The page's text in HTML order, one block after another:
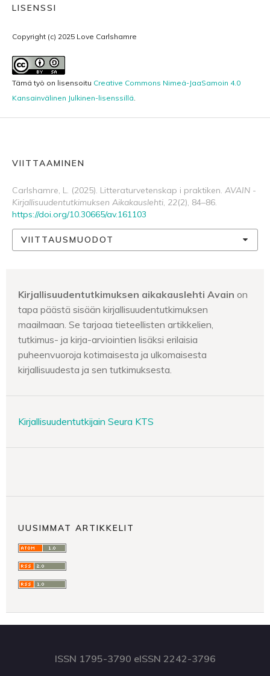
LISENSSI
Copyright (c) 2025 Love Carlshamre
Tämä työ on lisensoitu Creative Commons Nimeä-JaaSamoin 4.0
Kansainvälinen Julkinen-lisenssillä
VIITTAAMINEN
Carlshamre, L. (2025). Litteraturvetenskap i praktiken. AVAIN -
Kirjallisuudentutkimuksen Aikakauslehti, 22(2), 84–86.
https://doi.org/10.30665/av.161103
VIITTAUSMUODOT
Kirjallisuudentutkimuksen aikakauslehti Avain on
tapa päästä sisään kirjallisuudentutkimuksen
maailmaan. Se tarjoaa tieteellisten artikkelien,
tutkimus- ja kirja-arviointien lisäksi erilaisia
puheenvuoroja kotimaisesta ja ulkomaisesta
kirjallisuudesta ja sen tutkimuksesta.
Kirjallisuudentutkijain Seura KTS
UUSIMMAT ARTIKKELIT
ISSN 1795-3790 eISSN 2242-3796